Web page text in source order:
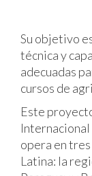
Su objetivo
técnica y
adecuadas
cursos de
Este
opera en
Latina: la